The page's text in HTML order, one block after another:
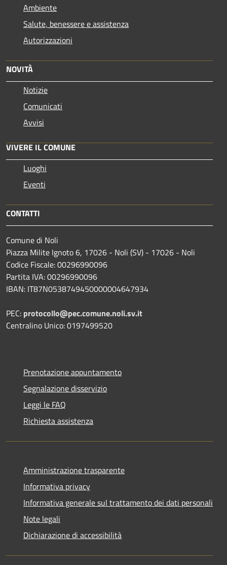
Ambiente
Salute, benessere e assistenza
Autorizzazioni
NOVITÀ
Notizie
Comunicati
Avvisi
VIVERE IL COMUNE
Luoghi
Eventi
CONTATTI
Comune di Noli
Piazza Milite Ignoto 6, 17026 - Noli (SV) - 17026 - Noli
Codice Fiscale: 00296990096
Partita IVA: 00296990096
IBAN: IT87N0538749450000004647934
PEC: protocollo@pec.comune.noli.sv.it
Centralino Unico: 0197499520
Prenotazione appuntamento
Segnalazione disservizio
Leggi le FAQ
Richiesta assistenza
Amministrazione trasparente
Informativa privacy
Informativa generale sul trattamento dei dati personali
Note legali
Dichiarazione di accessibilità